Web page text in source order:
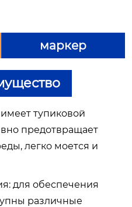
маркер
тупиковой
предотвращает
легко моется и
для обеспечения
различные